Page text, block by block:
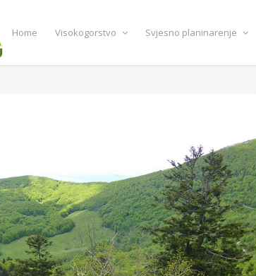
Home Visokogorstvo Svjesno planinarenje